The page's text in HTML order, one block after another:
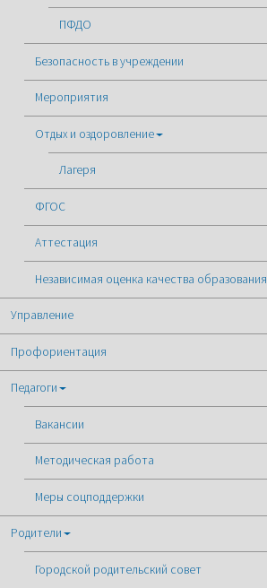
ПФДО
Безопасность в учреждении
Мероприятия
Отдых и оздоровление
Лагеря
ФГОС
Аттестация
Независимая оценка качества образования
Управление
Профориентация
Педагоги
Вакансии
Методическая работа
Меры соцподдержки
Родители
Городской родительский совет